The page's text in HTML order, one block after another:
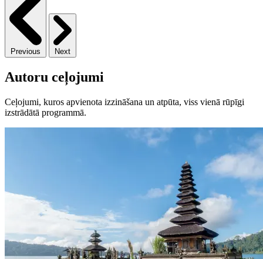
Previous Next
Autoru ceļojumi
Ceļojumi, kuros apvienota izzināšana un atpūta, viss vienā rūpīgi
izstrādātā programmā.